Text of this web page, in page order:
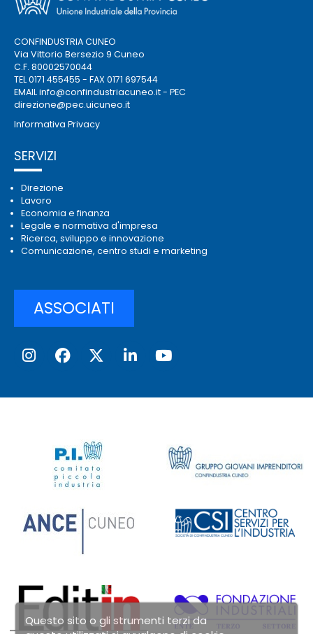
CONFINDUSTRIA CUNEO
Via Vittorio Bersezio 9 Cuneo
C.F. 80002570044
TEL 0171 455455 - FAX 0171 697544
EMAILinfo@confindustriacuneo.it- PEC
direzione@pec.uicuneo.it
Informativa Privacy
SERVIZI
Direzione
Lavoro
Economia e finanza
Legale e normativa d'impresa
Ricerca, sviluppo e innovazione
Comunicazione, centro studi e marketing
ASSOCIATI
Questo sito o gli strumenti terzi da